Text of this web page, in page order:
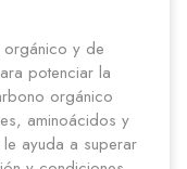
y de
potenciar la
orgánico
aminoácidos y
ayuda a superar